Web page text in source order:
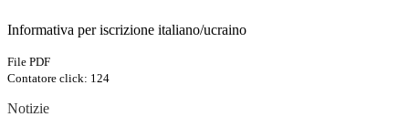
Informativa per iscrizione italiano/ucraino
File PDF
Contatore click: 124
Notizie